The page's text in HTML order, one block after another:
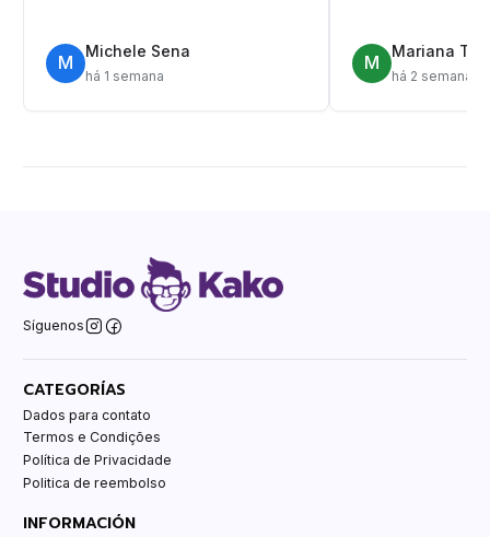
M
Michele Sena
há 1 semana
M
Mariana T.
há 2 semanas
Síguenos
CATEGORÍAS
Dados para contato
Termos e Condições
Política de Privacidade
Politica de reembolso
INFORMACIÓN